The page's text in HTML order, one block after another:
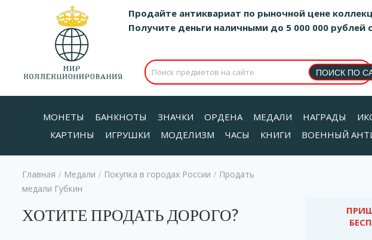
Продайте антиквариат по рыночной цене
Получите деньги наличными до 5 000 000 рублей
МОНЕТЫ БАНКНОТЫ ЗНАЧКИ ОРДЕНА МЕДАЛИ НАГРАДЫ
КАРТИНЫ
ИГРУШКИ МОДЕЛИЗМ ЧАСЫ КНИГИ ВОЕННЫЙ
Главная / Медали / Покупка в городах России / Продать
медали Губкин
ХОТИТЕ ПРОДАТЬ ДОРОГО?